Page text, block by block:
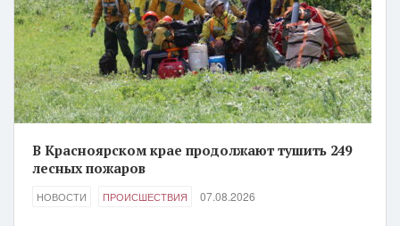
В Красноярском крае продолжают тушить 249
лесных пожаров
НОВОСТИ ПРОИСШЕСТВИЯ 07.08.2026